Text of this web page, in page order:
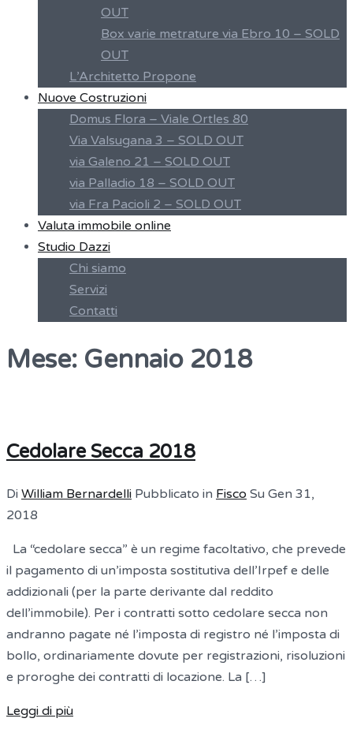
OUT
Box varie metrature via Ebro 10 – SOLD
OUT
L’Architetto Propone
Nuove Costruzioni
Domus Flora – Viale Ortles 80
Via Valsugana 3 – SOLD OUT
via Galeno 21 – SOLD OUT
via Palladio 18 – SOLD OUT
via Fra Pacioli 2 – SOLD OUT
Valuta immobile online
Studio Dazzi
Chi siamo
Servizi
Contatti
Mese: Gennaio 2018
Cedolare Secca 2018
Di William Bernardelli Pubblicato in Fisco Su Gen 31,
2018
La “cedolare secca” è un regime facoltativo, che prevede
il pagamento di un’imposta sostitutiva dell’Irpef e delle
addizionali (per la parte derivante dal reddito
dell’immobile). Per i contratti sotto cedolare secca non
andranno pagate né l’imposta di registro né l’imposta di
bollo, ordinariamente dovute per registrazioni, risoluzioni
e proroghe dei contratti di locazione. La […]
Leggi di più